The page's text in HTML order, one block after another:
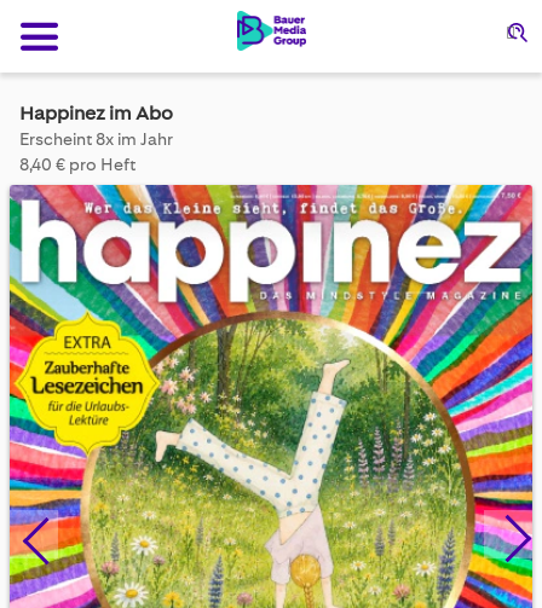
Happinez im Abo
Erscheint 8x im Jahr
8,40 € pro Heft
Skip
to
the
of
the
images
gallery